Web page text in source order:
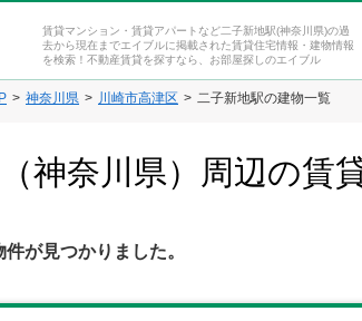
賃貸マンション・賃貸アパートなど二子新地駅(神奈川県)の過
去から現在までエイブルに掲載された賃貸住宅情報・建物情報
を検索！不動産賃貸を探すなら、お部屋探しのエイブル
神奈川県 川崎市高津区 二子新地駅の建物一覧
神奈川県）周辺の賃
が見つかりました。